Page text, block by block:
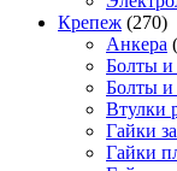
Крепеж (270)
Анкера
Болты и
Болты и
Втулки
Гайки
Гайки